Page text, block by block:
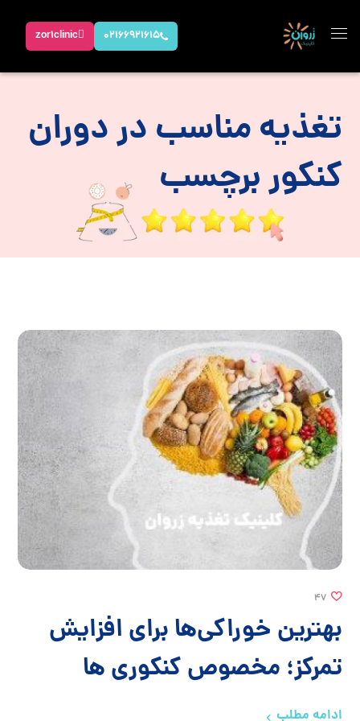
02166921615
zor1clinic
تغذیه مناسب در دوران
کنکور برچسب
47
بهترین خوراکی‌ها برای افزایش
تمرکز؛ مخصوص کنکوری ها
ادامه مطلب